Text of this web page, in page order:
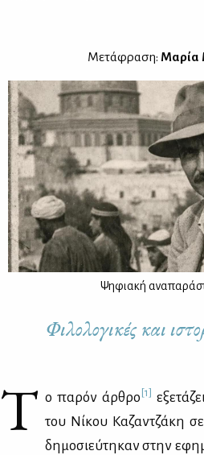
Μετάφραση: Μαρία
Ψηφιακή
Φιλολογικές και
Τ ο πα­ρόν άρ­θρο [1]
του Νί­κου Κα­ζαν­τζά­κη
δη­μο­σιεύ­τη­καν στην